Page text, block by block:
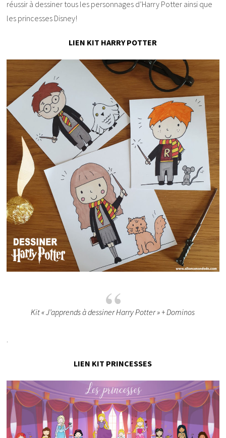
réussir à dessiner tous les personnages d’Harry Potter ainsi que
les princesses Disney!
LIEN KIT HARRY POTTER
Kit « J’apprends à dessiner Harry Potter » + Dominos
.
LIEN KIT PRINCESSES